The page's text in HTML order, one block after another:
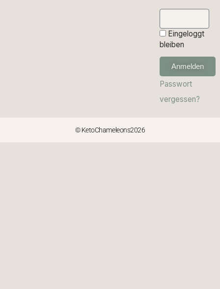
Eingeloggt
bleiben
Anmelden
Passwort
vergessen?
© KetoChameleons2026